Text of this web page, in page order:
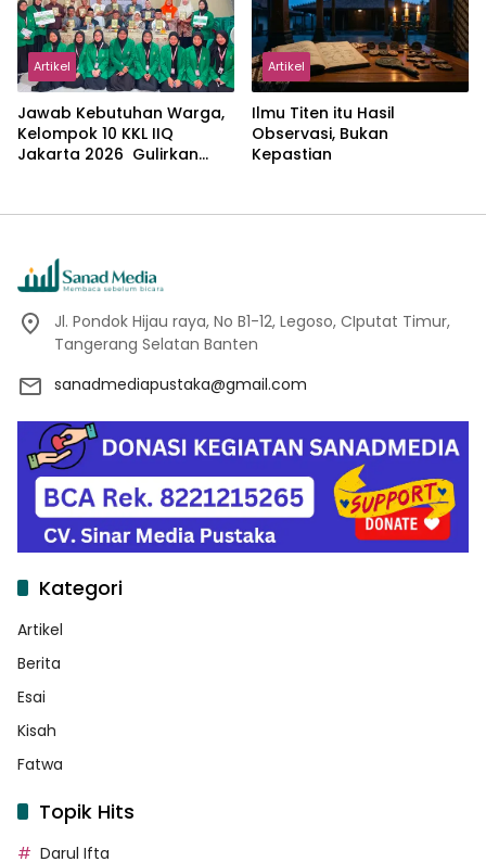
Artikel
Jawab Kebutuhan Warga,
Kelompok 10 KKL IIQ
Jakarta 2026 Gulirkan
Artikel
Ilmu Titen itu Hasil
Observasi, Bukan
Kepastian
Jl. Pondok Hijau raya, No B1-12, Legoso, CIputat Timur,
Tangerang Selatan Banten
sanadmediapustaka@gmail.com
Kategori
Artikel
Berita
Esai
Kisah
Fatwa
Topik Hits
Darul Ifta